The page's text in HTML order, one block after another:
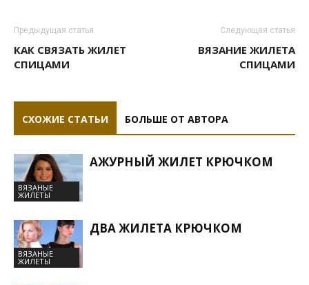
Предыдущая статья
КАК СВЯЗАТЬ ЖИЛЕТ
СПИЦАМИ
Следующая статья
ВЯЗАНИЕ ЖИЛЕТА
СПИЦАМИ
СХОЖИЕ СТАТЬИ БОЛЬШЕ ОТ АВТОРА
ВЯЗАНЫЕ
ЖИЛЕТЫ
АЖУРНЫЙ ЖИЛЕТ КРЮЧКОМ
ВЯЗАНЫЕ
ЖИЛЕТЫ
ДВА ЖИЛЕТА КРЮЧКОМ